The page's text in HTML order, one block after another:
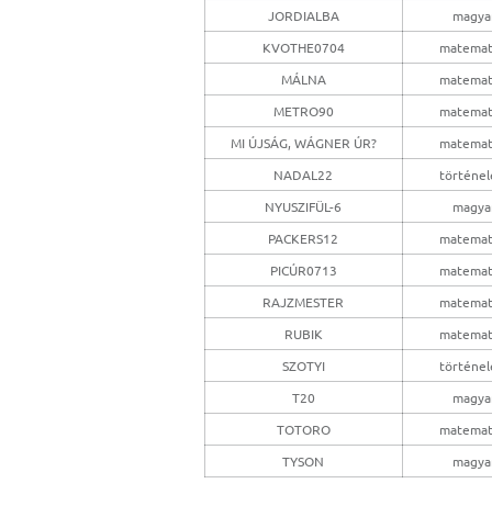
JORDIALBA
KVOTHE0704
MÁLNA
METRO90
MI ÚJSÁG, WÁGNER ÚR?
NADAL22
NYUSZIFÜL-6
PACKERS12
PICÚR0713
RAJZMESTER
RUBIK
SZOTYI
T20
TOTORO
TYSON